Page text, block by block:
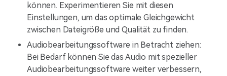
können. Experimentieren Sie mit diesen
Einstellungen, um das optimale Gleichgewicht
zwischen Dateigröße und Qualität zu finden.
Audiobearbeitungssoftware in Betracht ziehen:
Bei Bedarf können Sie das Audio mit spezieller
Audiobearbeitungssoftware weiter verbessern,